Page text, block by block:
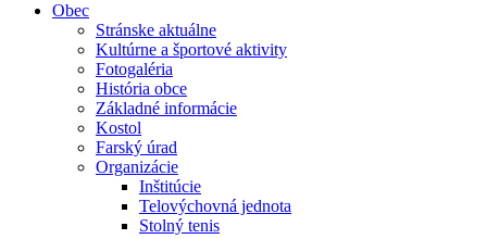
Obec
Stránske aktuálne
Kultúrne a športové aktivity
Fotogaléria
História obce
Základné informácie
Kostol
Farský úrad
Organizácie
Inštitúcie
Telovýchovná jednota
Stolný tenis